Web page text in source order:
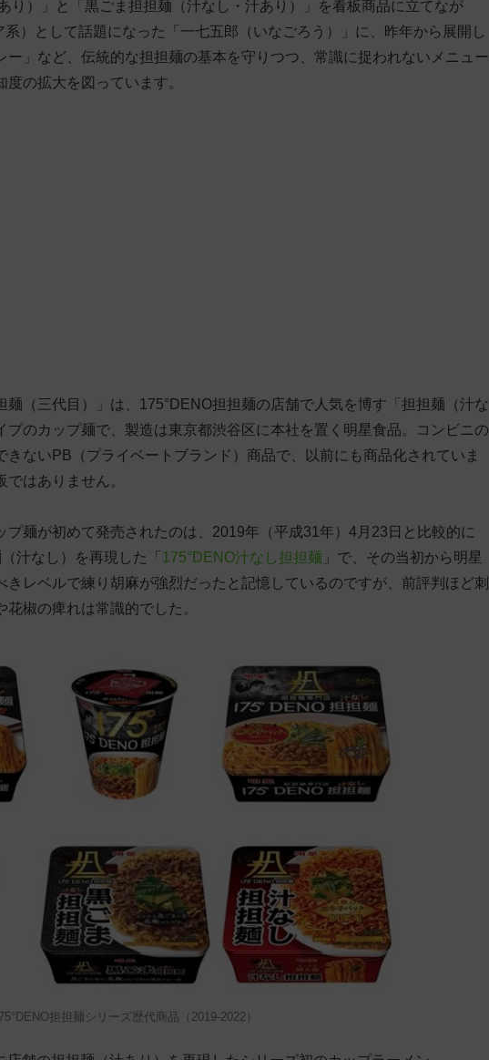
り）」と「黒ごま担担麺（汁なし・汁あり）」を看板商品に立てなが
）として話題になった「一七五郎（いなごろう）」に、昨年から展開し
ー」など、伝統的な担担麺の基本を守りつつ、常識に捉われないメニュー
の拡大を図っています。
麺（三代目）」は、175°DENO担担麺の店舗で人気を博す「担担麺（汁な
プのカップ麺で、製造は東京都渋谷区に本社を置く明星食品。コンビニの
ないPB（プライベートブランド）商品で、以前にも商品化されていま
はありません。
プ麺が初めて発売されたのは、2019年（平成31年）4月23日と比較的に
汁なし）を再現した「 175°DENO汁なし担担麺 」で、その当初から明星
レベルで練り胡麻が強烈だったと記憶しているのですが、前評判ほど刺
椒の痺れは常識的でした。
担担麺シリーズ歴代商品（2019-2022）